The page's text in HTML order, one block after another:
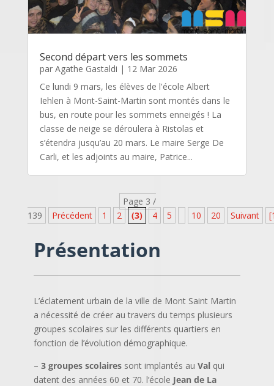
Second départ vers les sommets
par Agathe Gastaldi | 12 Mar 2026
Ce lundi 9 mars, les élèves de l'école Albert
Iehlen à Mont-Saint-Martin sont montés dans le
bus, en route pour les sommets enneigés ! La
classe de neige se déroulera à Ristolas et
s’étendra jusqu’au 20 mars. Le maire Serge De
Carli, et les adjoints au maire, Patrice...
Page 3 /
139
Précédent 1 2 (3) 4 5 10 20 Suivant
Présentation
L’éclatement urbain de la ville de Mont Saint Martin
a nécessité de créer au travers du temps plusieurs
groupes scolaires sur les différents quartiers en
fonction de l’évolution démographique.
– 3 groupes scolairessont implantés au Valqui
datent des années 60 et 70. l’école Jean de La